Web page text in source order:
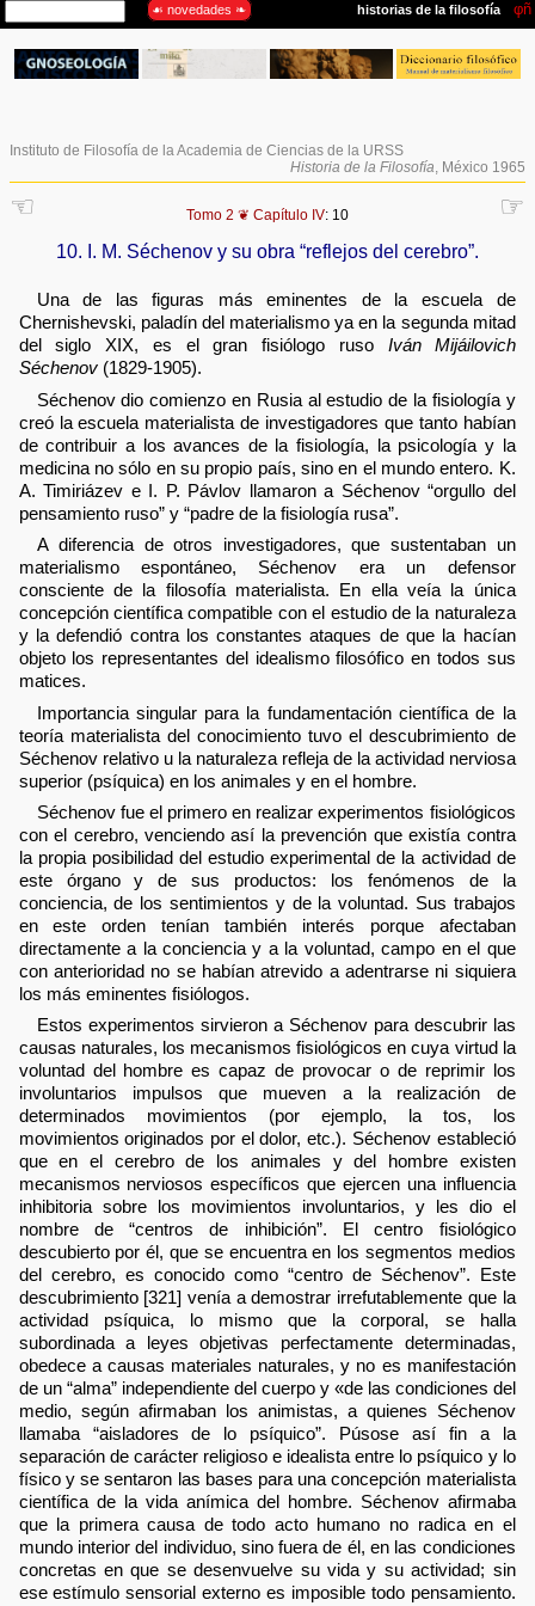
Instituto de Filosofía de la Academia de Ciencias de la URSS
Historia de la Filosofía , México 1965
☜ ☞
Tomo 2 ❦ Capítulo IV: 10
10. I. M. Séchenov y su obra “reflejos del cerebro”.
Una de las figuras más eminentes de la escuela de
Chernishevski, paladín del materialismo ya en la segunda mitad
del siglo XIX, es el gran fisiólogo ruso Iván Mijáilovich
Séchenov(1829-1905).
Séchenov dio comienzo en Rusia al estudio de la fisiología y
creó la escuela materialista de investigadores que tanto habían
de contribuir a los avances de la fisiología, la psicología y la
medicina no sólo en su propio país, sino en el mundo entero. K.
A. Timiriázev e I. P. Pávlov llamaron a Séchenov “orgullo del
pensamiento ruso” y “padre de la fisiología rusa”.
A diferencia de otros investigadores, que sustentaban un
materialismo espontáneo, Séchenov era un defensor
consciente de la filosofía materialista. En ella veía la única
concepción científica compatible con el estudio de la naturaleza
y la defendió contra los constantes ataques de que la hacían
objeto los representantes del idealismo filosófico en todos sus
matices.
Importancia singular para la fundamentación científica de la
teoría materialista del conocimiento tuvo el descubrimiento de
Séchenov relativo u la naturaleza refleja de la actividad nerviosa
superior (psíquica) en los animales y en el hombre.
Séchenov fue el primero en realizar experimentos fisiológicos
con el cerebro, venciendo así la prevención que existía contra
la propia posibilidad del estudio experimental de la actividad de
este órgano y de sus productos: los fenómenos de la
conciencia, de los sentimientos y de la voluntad. Sus trabajos
en este orden tenían también interés porque afectaban
directamente a la conciencia y a la voluntad, campo en el que
con anterioridad no se habían atrevido a adentrarse ni siquiera
los más eminentes fisiólogos.
Estos experimentos sirvieron a Séchenov para descubrir las
causas naturales, los mecanismos fisiológicos en cuya virtud la
voluntad del hombre es capaz de provocar o de reprimir los
involuntarios impulsos que mueven a la realización de
determinados movimientos (por ejemplo, la tos, los
movimientos originados por el dolor, etc.). Séchenov estableció
que en el cerebro de los animales y del hombre existen
mecanismos nerviosos específicos que ejercen una influencia
inhibitoria sobre los movimientos involuntarios, y les dio el
nombre de “centros de inhibición”. El centro fisiológico
descubierto por él, que se encuentra en los segmentos medios
del cerebro, es conocido como “centro de Séchenov”. Este
descubrimiento [321] venía a demostrar irrefutablemente que la
actividad psíquica, lo mismo que la corporal, se halla
subordinada a leyes objetivas perfectamente determinadas,
obedece a causas materiales naturales, y no es manifestación
de un “alma” independiente del cuerpo y «de las condiciones del
medio, según afirmaban los animistas, a quienes Séchenov
llamaba “aisladores de lo psíquico”. Púsose así fin a la
separación de carácter religioso e idealista entre lo psíquico y lo
físico y se sentaron las bases para una concepción materialista
científica de la vida anímica del hombre. Séchenov afirmaba
que la primera causa de todo acto humano no radica en el
mundo interior del individuo, sino fuera de él, en las condiciones
concretas en que se desenvuelve su vida y su actividad; sin
ese estímulo sensorial externo es imposible todo pensamiento.